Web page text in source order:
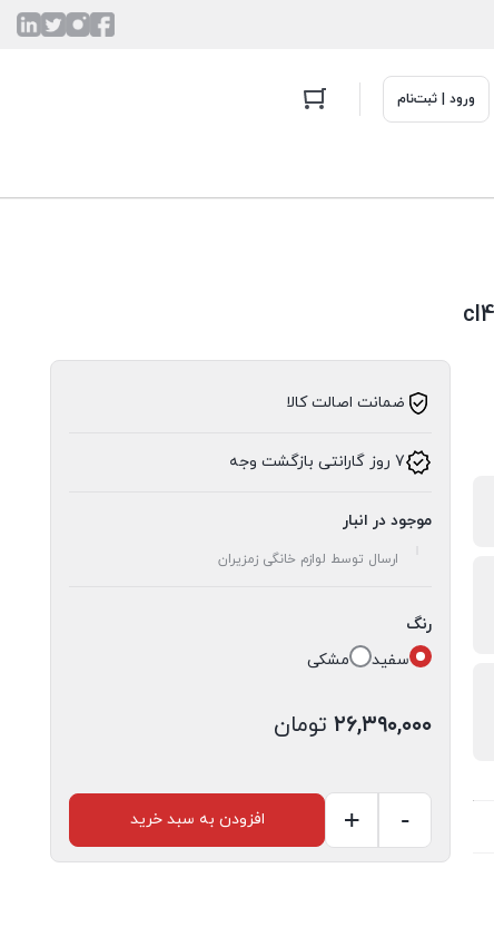
ورود | ثبت‌نام
ضمانت اصالت کالا
7 روز گارانتی بازگشت وجه
موجود در انبار
ارسال توسط لوازم خانگی زمزیران
رنگ
سفید
مشکی
۲۶,۳۹۰,۰۰۰ تومان
ساز
-
+ افزودن به سبد خرید